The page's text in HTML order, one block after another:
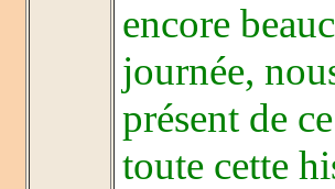
encore
journée,
présent de
toute cette